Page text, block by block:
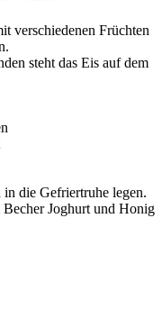
verschiedenen Früchten
steht das Eis auf dem
in die Gefriertruhe legen.
Joghurt und Honig